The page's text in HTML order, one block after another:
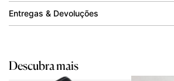
Entregas & Devoluções
Descubra mais